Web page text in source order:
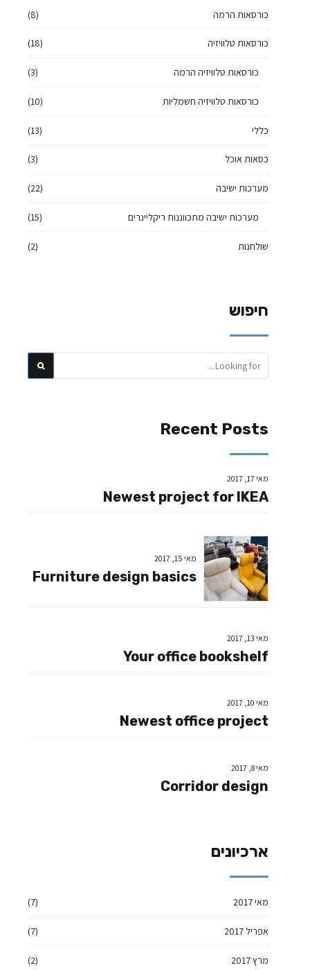
כורסאות הרמה (8)
כורסאות טלוויזיה (18)
כורסאות טלוויזיה הרמה (3)
כורסאות טלוויזיה חשמליות (10)
כללי (13)
כסאות אוכל (3)
מערכות ישיבה (22)
מערכות ישיבה מתכווננות ריקליינרים (15)
שולחנות (2)
חיפוש
Recent Posts
מאי 17, 2017
Newest project for IKEA
מאי 15, 2017
Furniture design basics
מאי 13, 2017
Your office bookshelf
מאי 10, 2017
Newest office project
מאי 8, 2017
Corridor design
ארכיונים
מאי 2017 (7)
אפריל 2017 (7)
מרץ 2017 (2)